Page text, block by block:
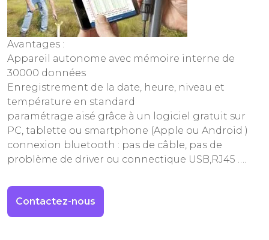
Avantages :
Appareil autonome avec mémoire interne de
30000 données
Enregistrement de la date, heure, niveau et
température en standard
paramétrage aisé grâce à un logiciel gratuit sur
PC, tablette ou smartphone (Apple ou Android )
connexion bluetooth : pas de câble, pas de
problème de driver ou connectique USB,RJ45 ….
Contactez-nous